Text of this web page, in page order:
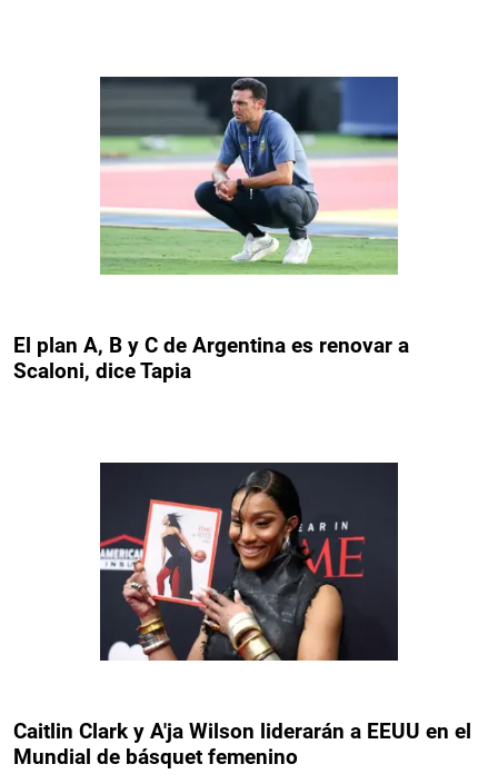
El plan A, B y C de Argentina es renovar a
Scaloni, dice Tapia
Caitlin Clark y A'ja Wilson liderarán a EEUU en el
Mundial de básquet femenino